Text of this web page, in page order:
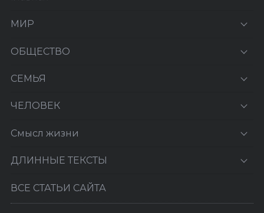
МИР
ОБЩЕСТВО
СЕМЬЯ
ЧЕЛОВЕК
Смысл жизни
ДЛИННЫЕ ТЕКСТЫ
ВСЕ СТАТЬИ САЙТА